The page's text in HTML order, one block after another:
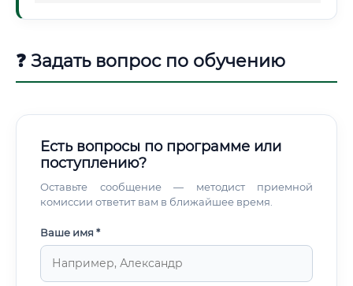
❓ Задать вопрос по обучению
Есть вопросы по программе или
поступлению?
Оставьте сообщение — методист приемной
комиссии ответит вам в ближайшее время.
Ваше имя *